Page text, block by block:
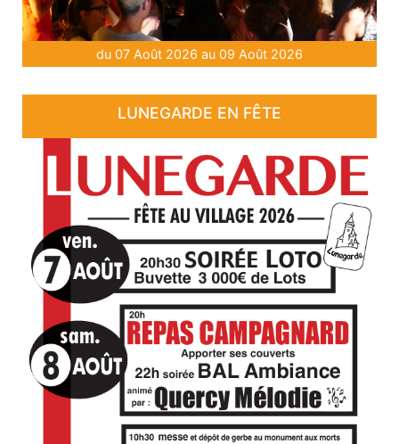
du 07 Août 2026 au 09 Août 2026
LUNEGARDE EN FÊTE